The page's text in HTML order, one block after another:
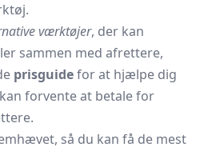
værktøjer, der kan
sammen med afrettere,
prisguidefor at hjælpe dig
forvente at betale for
så du kan få de mest